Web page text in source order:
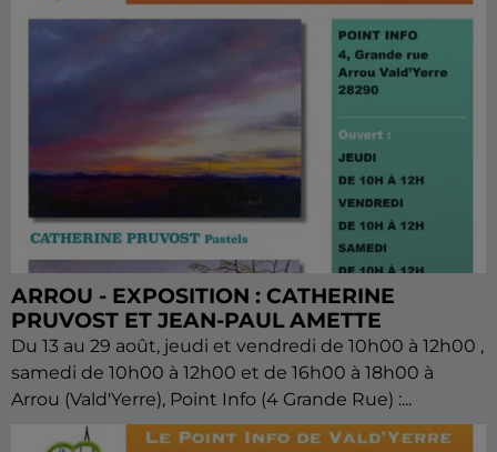
ARROU - EXPOSITION : CATHERINE
PRUVOST ET JEAN-PAUL AMETTE
Du 13 au 29 août, jeudi et vendredi de 10h00 à 12h00 ,
samedi de 10h00 à 12h00 et de 16h00 à 18h00 à
Arrou (Vald'Yerre), Point Info (4 Grande Rue) :...